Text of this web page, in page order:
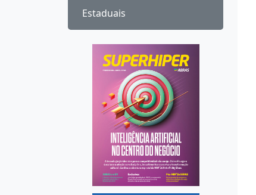
Estaduais